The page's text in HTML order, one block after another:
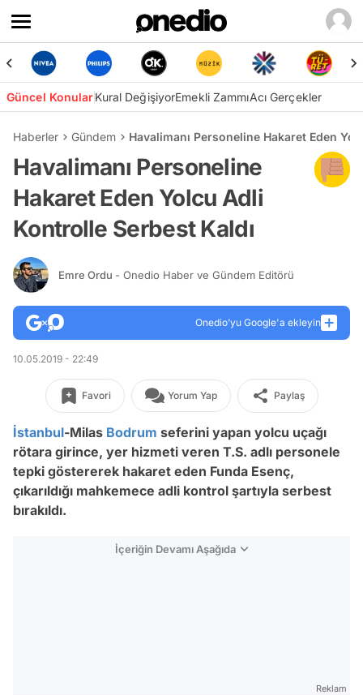
Güncel KonularKural DeğişiyorEmekli ZammıAcı Gerçekler
Haberler Gündem Havalimanı Personeline Hakaret Eden
Havalimanı Personeline
Hakaret Eden Yolcu Adli
Kontrolle Serbest Kaldı
Emre Ordu - Onedio Haber ve Gündem Editörü
Onedio’yu Google'a ekleyin
10.05.2019 - 22:49
Favori Yorum Yap Paylaş
İstanbul-Milas Bodrum seferini yapan yolcu uçağı
rötara girince, yer hizmeti veren T.S. adlı personele
tepki göstererek hakaret eden Funda Esenç,
çıkarıldığı mahkemece adli kontrol şartıyla serbest
bırakıldı.
İçeriğin Devamı Aşağıda
Reklam